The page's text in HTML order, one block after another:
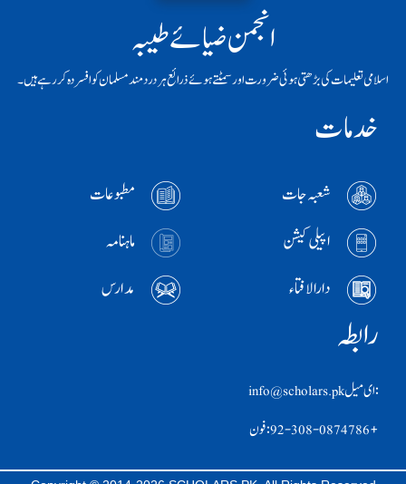
انجمن ضیائے طیبہ
اسلامی تعلیمات کی بڑھتی ہوئی ضرورت اور سمٹتے ہوئے ذرائع ہر دردمند مسلمان کو افسردہ کر رہے ہیں۔
خدمات
شعبہ جات
مطبوعات
اپیلی کیشن
ماہنامہ
دارالافتاء
مدارس
رابطہ
:ای ميل info@scholars.pk
+92-308-0874786 :فون